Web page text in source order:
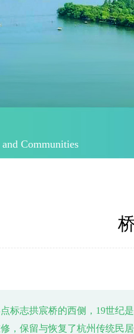
Communities
标志拱宸桥的西侧，19世纪
，保留与恢复了杭州传统民